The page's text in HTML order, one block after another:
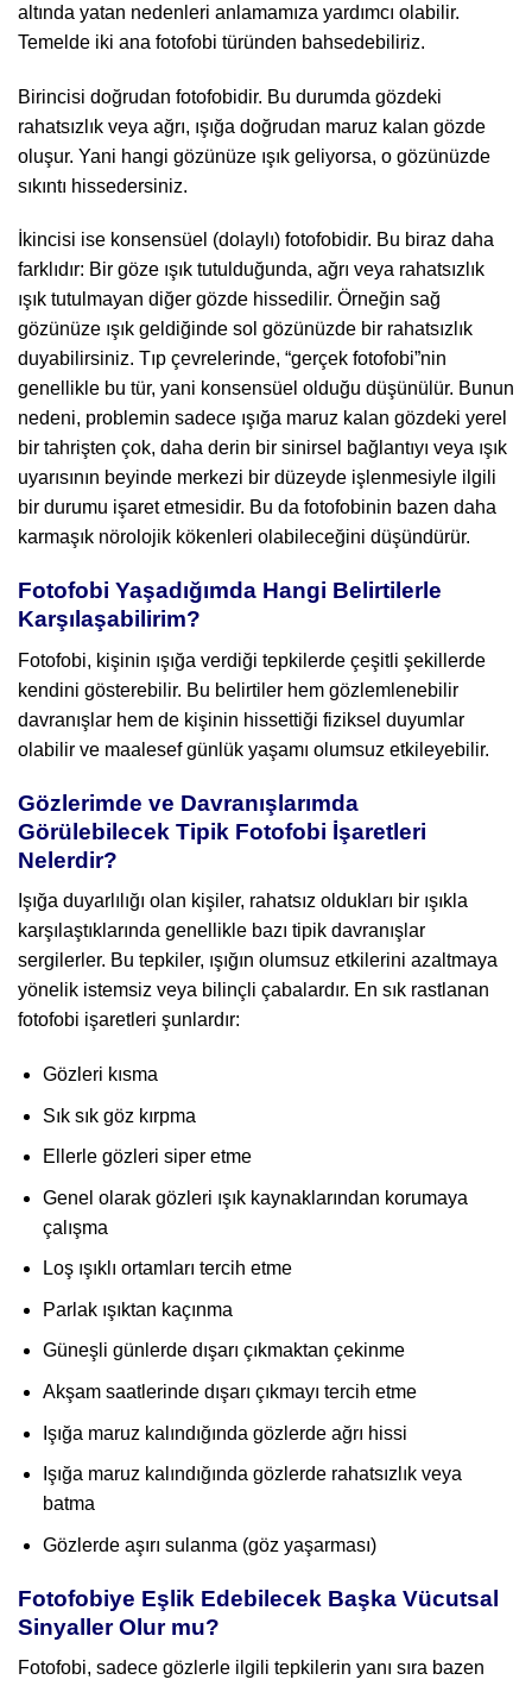
altında yatan nedenleri anlamamıza yardımcı olabilir.
Temelde iki ana fotofobi türünden bahsedebiliriz.
Birincisi doğrudan fotofobidir. Bu durumda gözdeki
rahatsızlık veya ağrı, ışığa doğrudan maruz kalan gözde
oluşur. Yani hangi gözünüze ışık geliyorsa, o gözünüzde
sıkıntı hissedersiniz.
İkincisi ise konsensüel (dolaylı) fotofobidir. Bu biraz daha
farklıdır: Bir göze ışık tutulduğunda, ağrı veya rahatsızlık
ışık tutulmayan diğer gözde hissedilir. Örneğin sağ
gözünüze ışık geldiğinde sol gözünüzde bir rahatsızlık
duyabilirsiniz. Tıp çevrelerinde, “gerçek fotofobi”nin
genellikle bu tür, yani konsensüel olduğu düşünülür. Bunun
nedeni, problemin sadece ışığa maruz kalan gözdeki yerel
bir tahrişten çok, daha derin bir sinirsel bağlantıyı veya ışık
uyarısının beyinde merkezi bir düzeyde işlenmesiyle ilgili
bir durumu işaret etmesidir. Bu da fotofobinin bazen daha
karmaşık nörolojik kökenleri olabileceğini düşündürür.
Fotofobi Yaşadığımda Hangi Belirtilerle
Karşılaşabilirim?
Fotofobi, kişinin ışığa verdiği tepkilerde çeşitli şekillerde
kendini gösterebilir. Bu belirtiler hem gözlemlenebilir
davranışlar hem de kişinin hissettiği fiziksel duyumlar
olabilir ve maalesef günlük yaşamı olumsuz etkileyebilir.
Gözlerimde ve Davranışlarımda
Görülebilecek Tipik Fotofobi İşaretleri
Nelerdir?
Işığa duyarlılığı olan kişiler, rahatsız oldukları bir ışıkla
karşılaştıklarında genellikle bazı tipik davranışlar
sergilerler. Bu tepkiler, ışığın olumsuz etkilerini azaltmaya
yönelik istemsiz veya bilinçli çabalardır. En sık rastlanan
fotofobi işaretleri şunlardır:
Gözleri kısma
Sık sık göz kırpma
Ellerle gözleri siper etme
Genel olarak gözleri ışık kaynaklarından korumaya
çalışma
Loş ışıklı ortamları tercih etme
Parlak ışıktan kaçınma
Güneşli günlerde dışarı çıkmaktan çekinme
Akşam saatlerinde dışarı çıkmayı tercih etme
Işığa maruz kalındığında gözlerde ağrı hissi
Işığa maruz kalındığında gözlerde rahatsızlık veya
batma
Gözlerde aşırı sulanma (göz yaşarması)
Fotofobiye Eşlik Edebilecek Başka Vücutsal
Sinyaller Olur mu?
Fotofobi, sadece gözlerle ilgili tepkilerin yanı sıra bazen